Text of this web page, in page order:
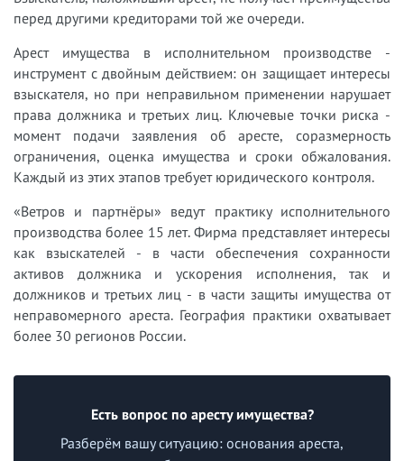
перед другими кредиторами той же очереди.
Арест имущества в исполнительном производстве -
инструмент с двойным действием: он защищает интересы
взыскателя, но при неправильном применении нарушает
права должника и третьих лиц. Ключевые точки риска -
момент подачи заявления об аресте, соразмерность
ограничения, оценка имущества и сроки обжалования.
Каждый из этих этапов требует юридического контроля.
«Ветров и партнёры» ведут практику исполнительного
производства более 15 лет. Фирма представляет интересы
как взыскателей - в части обеспечения сохранности
активов должника и ускорения исполнения, так и
должников и третьих лиц - в части защиты имущества от
неправомерного ареста. География практики охватывает
более 30 регионов России.
Есть вопрос по аресту имущества?
Разберём вашу ситуацию: основания ареста,